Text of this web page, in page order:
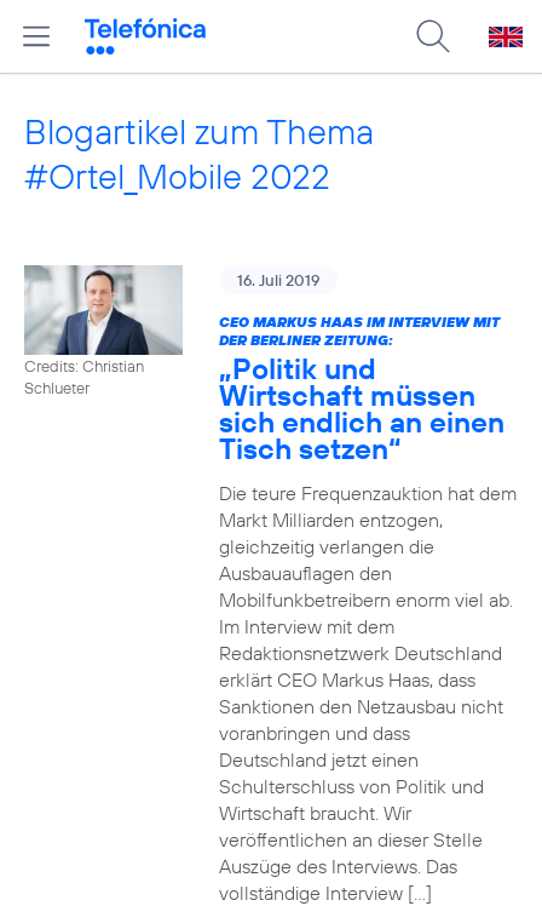
Blogartikel zum Thema
#Ortel_Mobile 2022
Credits: Christian
Schlueter
16. Juli 2019
CEO MARKUS HAAS IM INTERVIEW MIT
DER BERLINER ZEITUNG:
„Politik und
Wirtschaft müssen
sich endlich an einen
Tisch setzen“
Die teure Frequenzauktion hat dem
Markt Milliarden entzogen,
gleichzeitig verlangen die
Ausbauauflagen den
Mobilfunkbetreibern enorm viel ab.
Im Interview mit dem
Redaktionsnetzwerk Deutschland
erklärt CEO Markus Haas, dass
Sanktionen den Netzausbau nicht
voranbringen und dass
Deutschland jetzt einen
Schulterschluss von Politik und
Wirtschaft braucht. Wir
veröffentlichen an dieser Stelle
Auszüge des Interviews. Das
vollständige Interview […]